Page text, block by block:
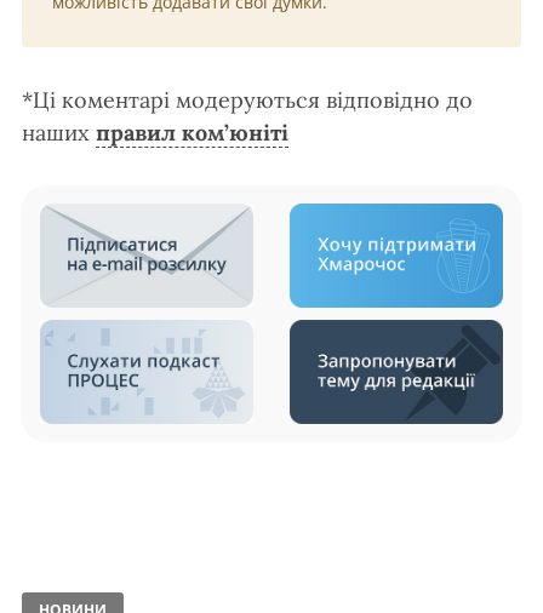
*Ці коментарі модеруються відповідно до
наших правил ком’юніті